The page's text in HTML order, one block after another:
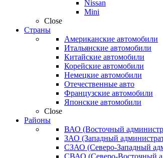
Nissan
Mini
Close
Страны
Американские автомобили
Итальянские автомобили
Китайские автомобили
Корейские автомобили
Немецкие автомобили
Отечественные авто
Французские автомобили
Японские автомобили
Close
Районы
ВАО (Восточный
ЗАО (Западный
СЗАО (Северо-Западный
СВАО (Северо-Восточный